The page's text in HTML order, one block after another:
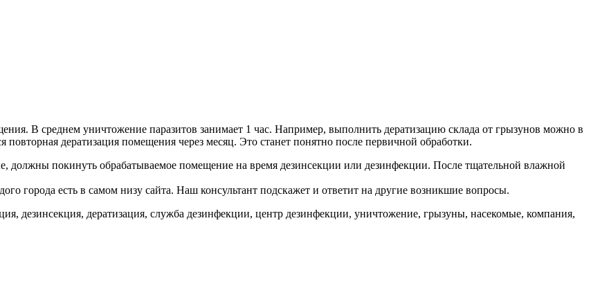
В среднем уничтожение паразитов занимает 1 час. Например, выполнить дератизацию склада от грызунов можно в
повторная дератизация помещения через месяц. Это станет понятно после первичной обработки.
покинуть обрабатываемое помещение на время дезинсекции или дезинфекции. После тщательной влажной
города есть в самом низу сайта. Наш консультант подскажет и ответит на другие возникшие вопросы.
дезинсекция, дератизация, служба дезинфекции, центр дезинфекции, уничтожение, грызуны, насекомые, компания,